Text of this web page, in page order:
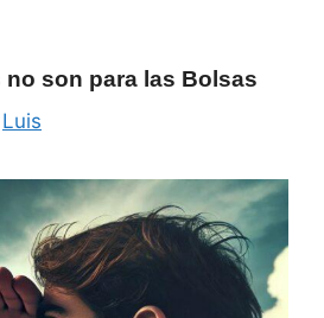
son para las Bolsas
Luis